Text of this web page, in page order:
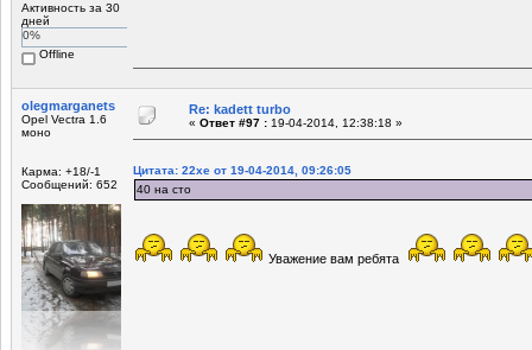
Активность за 30
дней
0%
Offline
olegmarganets
Opel Vectra 1.6
моно
Карма: +18/-1
Сообщений: 652
Re: kadett turbo
« Ответ #97 : 19-04-2014, 12:38:18 »
Цитата: 22xe от 19-04-2014, 09:26:05
40 на сто
Уважение вам ребята